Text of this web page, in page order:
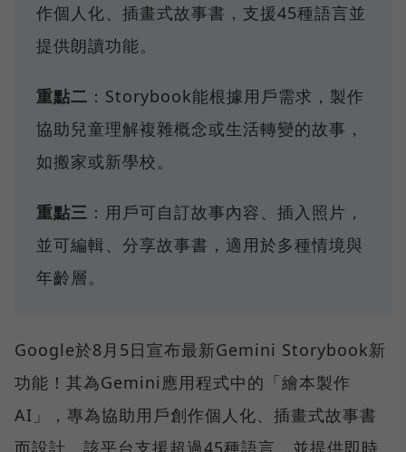
作個人化、插畫式故事書，支援45種語言並
提供朗讀功能。
重點二 ：Storybook能根據用戶需求，製作
協助兒童理解複雜概念或生活轉變的故事，
如搬家或新學校。
重點三 ：用戶可自訂故事內容、插入照片，
並可編輯、分享故事書，適用於多種情境與
年齡層。
Google於8月5日宣布最新Gemini Storybook新
功能！其為Gemini應用程式中的「繪本製作
AI」，專為協助用戶創作個人化、插畫式故事書
而設計。該平台支援超過45種語言，並提供即時